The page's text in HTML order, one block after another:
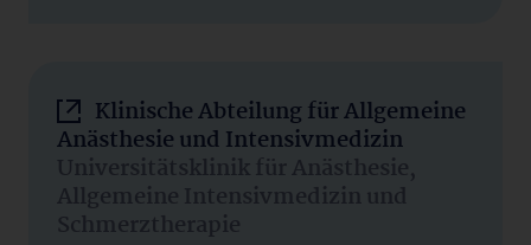
Klinische Abteilung für Allgemeine
Anästhesie und Intensivmedizin
Universitätsklinik für Anästhesie,
Allgemeine Intensivmedizin und
Schmerztherapie